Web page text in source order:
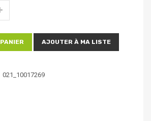
AJOUTER À MA LISTE
021_10017269